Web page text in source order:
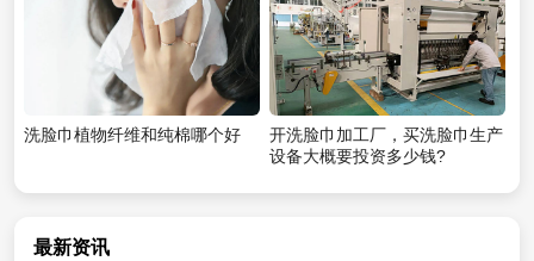
洗脸巾植物纤维和纯棉哪个好
开洗脸巾加工厂，买洗脸巾生产
设备大概要投资多少钱?
最新资讯